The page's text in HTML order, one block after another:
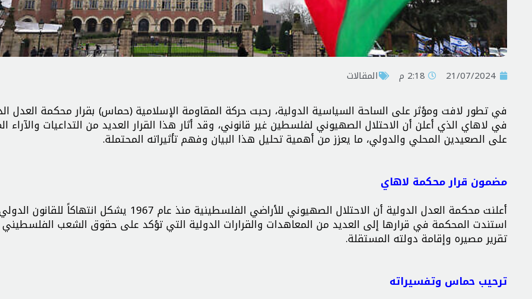
21/07/2024 2:18 م المقالات
في تطور لافت ومؤثر على الساحة السياسية الدولية، رحبت حركة المقاومة الإسلامية (حماس) بقرار محكمة العدل
في لاهاي الذي أعلن أن الاحتلال الصهيوني لفلسطين غير قانوني، وقد أثار هذا القرار العديد من التداعيات والآراء
على الصعيدين المحلي والدولي، ما يعزز من أهمية تحليل هذا البيان وفهم تأثيراته المحتملة.
مضمون قرار محكمة لاهاي
أعلنت محكمة العدل الدولية أن الاحتلال الصهيوني للأراضي الفلسطينية منذ عام 1967 يشكل
استندت المحكمة في قرارها إلى العديد من المعاهدات والقرارات الدولية التي تؤكد على حقوق الشعب
تقرير مصيره وإقامة دولته المستقلة.
ترحيب حماس وتفسيراته